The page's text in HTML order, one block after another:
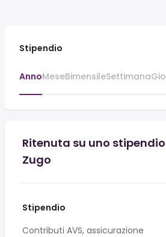
Stipendio
AnnoMeseBimensileSettimana
Ritenuta su uno stipendio
Zugo
Stipendio
Contributi AVS, assicurazione